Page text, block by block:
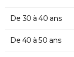
De 30 à 40 ans
De 40 à 50 ans